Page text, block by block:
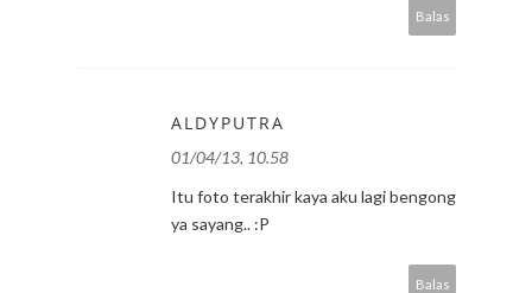
Balas
ALDYPUTRA
01/04/13, 10.58
Itu foto terakhir kaya aku lagi bengong
ya sayang.. :P
Balas